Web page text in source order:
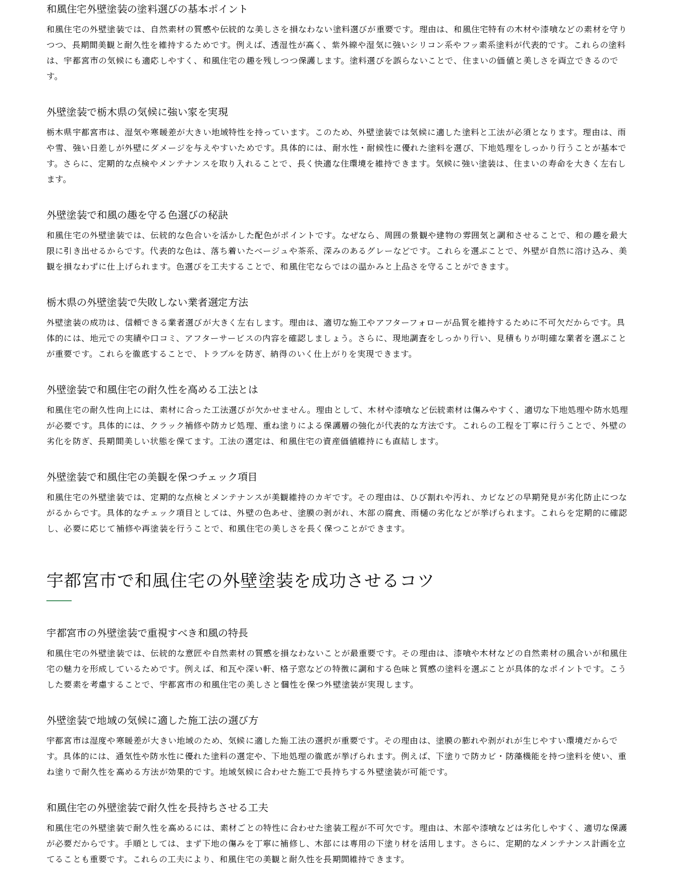
外壁塗装の見積もり比較で納得の施工を叶える
信頼できる宇都宮の外壁塗装業者を見極める方法
和風住宅に合う外壁塗装の色と質感の選定コツ
栃木県の外壁塗装で重視すべき下地処理の要点
外壁塗装で失敗しないための業者選び基準
仕上がりの差が出る外壁塗装の工程管理とは
和風住宅らしい外壁塗装の質感を出す方法
外壁塗装で起こりやすいトラブルと回避策
費用も安心な和風住宅の外壁塗装対策
外壁塗装費用を抑える和風住宅の見積もり術
外壁塗装の相場と追加費用の見極めポイント
外壁塗装で使える補助金や助成制度の活用法
和風住宅の外壁塗装費用に関する注意点
外壁塗装で費用対効果を最大化する交渉術
和風住宅の外壁塗装で魅力を引き出す工法の選択
外壁塗装のメンテナンスで長寿命を実現する方法
外壁塗装による和風住宅の資産価値維持のポイント
和風住宅の外壁塗装で周囲と調和するデザイン術
宇都宮市で和風住宅の塗装事例から学ぶポイント
外壁塗装事例から見る失敗と成功のポイント
和風住宅外壁塗装の実例から選ぶ色や素材の傾向
外壁塗装経験者の声から得たリアルなアドバイス
外壁塗装でコストと品質を両立させる方法
和風住宅の外壁塗装で後悔しないポイントとは
外壁塗装の料金交渉で納得の費用を実現するコツ
和風住宅らしさを活かす外壁塗装の工夫
外壁塗装の見積もり比較で満足度を高める選び方
和風住宅外壁塗装の塗料選びの基本ポイント
和風住宅の外壁塗装では、自然素材の質感や伝統的な美しさを損なわない塗料選びが重要です。理由は、和風住宅特有の木材や漆喰などの素材を守り
つつ、長期間美観と耐久性を維持するためです。例えば、透湿性が高く、紫外線や湿気に強いシリコン系やフッ素系塗料が代表的です。これらの塗料
は、宇都宮市の気候にも適応しやすく、和風住宅の趣を残しつつ保護します。塗料選びを誤らないことで、住まいの価値と美しさを両立できるので
す。
外壁塗装で栃木県の気候に強い家を実現
栃木県宇都宮市は、湿気や寒暖差が大きい地域特性を持っています。このため、外壁塗装では気候に適した塗料と工法が必須となります。理由は、雨
や雪、強い日差しが外壁にダメージを与えやすいためです。具体的には、耐水性・耐候性に優れた塗料を選び、下地処理をしっかり行うことが基本で
す。さらに、定期的な点検やメンテナンスを取り入れることで、長く快適な住環境を維持できます。気候に強い塗装は、住まいの寿命を大きく左右し
ます。
外壁塗装で和風の趣を守る色選びの秘訣
和風住宅の外壁塗装では、伝統的な色合いを活かした配色がポイントです。なぜなら、周囲の景観や建物の雰囲気と調和させることで、和の趣を最大
限に引き出せるからです。代表的な色は、落ち着いたベージュや茶系、深みのあるグレーなどです。これらを選ぶことで、外壁が自然に溶け込み、美
観を損なわずに仕上げられます。色選びを工夫することで、和風住宅ならではの温かみと上品さを守ることができます。
栃木県の外壁塗装で失敗しない業者選定方法
外壁塗装の成功は、信頼できる業者選びが大きく左右します。理由は、適切な施工やアフターフォローが品質を維持するために不可欠だからです。具
体的には、地元での実績や口コミ、アフターサービスの内容を確認しましょう。さらに、現地調査をしっかり行い、見積もりが明確な業者を選ぶこと
が重要です。これらを徹底することで、トラブルを防ぎ、納得のいく仕上がりを実現できます。
外壁塗装で和風住宅の耐久性を高める工法とは
和風住宅の耐久性向上には、素材に合った工法選びが欠かせません。理由として、木材や漆喰など伝統素材は傷みやすく、適切な下地処理や防水処理
が必要です。具体的には、クラック補修や防カビ処理、重ね塗りによる保護層の強化が代表的な方法です。これらの工程を丁寧に行うことで、外壁の
劣化を防ぎ、長期間美しい状態を保てます。工法の選定は、和風住宅の資産価値維持にも直結します。
外壁塗装で和風住宅の美観を保つチェック項目
和風住宅の外壁塗装では、定期的な点検とメンテナンスが美観維持のカギです。その理由は、ひび割れや汚れ、カビなどの早期発見が劣化防止につな
がるからです。具体的なチェック項目としては、外壁の色あせ、塗膜の剥がれ、木部の腐食、雨樋の劣化などが挙げられます。これらを定期的に確認
し、必要に応じて補修や再塗装を行うことで、和風住宅の美しさを長く保つことができます。
宇都宮市で和風住宅の外壁塗装を成功させるコツ
宇都宮市の外壁塗装で重視すべき和風の特長
和風住宅の外壁塗装では、伝統的な意匠や自然素材の質感を損なわないことが最重要です。その理由は、漆喰や木材などの自然素材の風合いが和風住
宅の魅力を形成しているためです。例えば、和瓦や深い軒、格子窓などの特徴に調和する色味と質感の塗料を選ぶことが具体的なポイントです。こう
した要素を考慮することで、宇都宮市の和風住宅の美しさと個性を保つ外壁塗装が実現します。
外壁塗装で地域の気候に適した施工法の選び方
宇都宮市は湿度や寒暖差が大きい地域のため、気候に適した施工法の選択が重要です。その理由は、塗膜の膨れや剥がれが生じやすい環境だからで
す。具体的には、通気性や防水性に優れた塗料の選定や、下地処理の徹底が挙げられます。例えば、下塗りで防カビ・防藻機能を持つ塗料を使い、重
ね塗りで耐久性を高める方法が効果的です。地域気候に合わせた施工で長持ちする外壁塗装が可能です。
和風住宅の外壁塗装で耐久性を長持ちさせる工夫
和風住宅の外壁塗装で耐久性を高めるには、素材ごとの特性に合わせた塗装工程が不可欠です。理由は、木部や漆喰などは劣化しやすく、適切な保護
が必要だからです。手順としては、まず下地の傷みを丁寧に補修し、木部には専用の下塗り材を活用します。さらに、定期的なメンテナンス計画を立
てることも重要です。これらの工夫により、和風住宅の美観と耐久性を長期間維持できます。